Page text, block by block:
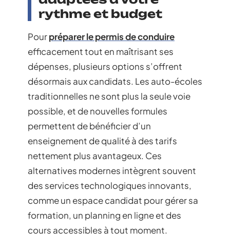
rythme et budget
Pourpréparer le permis de conduire
efficacement tout en maîtrisant ses
dépenses, plusieurs options s’offrent
désormais aux candidats. Les auto-écoles
traditionnelles ne sont plus la seule voie
possible, et de nouvelles formules
permettent de bénéficier d’un
enseignement de qualité à des tarifs
nettement plus avantageux. Ces
alternatives modernes intègrent souvent
des services technologiques innovants,
comme un espace candidat pour gérer sa
formation, un planning en ligne et des
cours accessibles à tout moment.